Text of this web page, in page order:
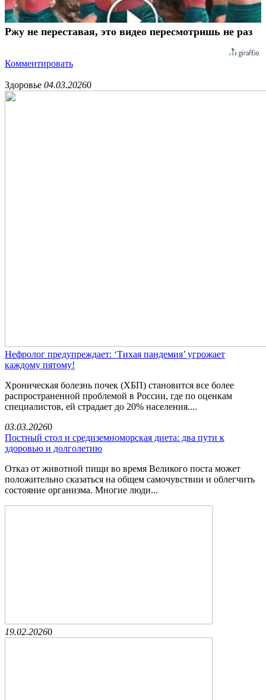
Ржу не переставая, это видео пересмотришь не раз
Комментировать
Здоровье 04.03.20260
Нефролог предупреждает: ‘Тихая пандемия’ угрожает
каждому пятому!
Хроническая болезнь почек (ХБП) становится все более
распространенной проблемой в России, где по оценкам
специалистов, ей страдает до 20% населения....
03.03.20260
Постный стол и средиземноморская диета: два пути к
здоровью и долголетию
Отказ от животной пищи во время Великого поста может
положительно сказаться на общем самочувствии и облегчить
состояние организма. Многие люди...
19.02.20260